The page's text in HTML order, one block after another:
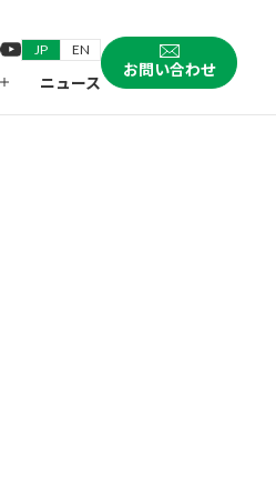
JP EN
ニュース
お問い合わせ